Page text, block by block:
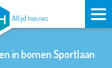
in bomen Sportlaan